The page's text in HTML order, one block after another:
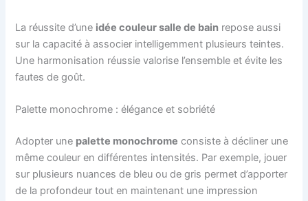
La réussite d’une idée couleur salle de bain repose aussi
sur la capacité à associer intelligemment plusieurs teintes.
Une harmonisation réussie valorise l’ensemble et évite les
fautes de goût.
Palette monochrome : élégance et sobriété
Adopter une palette monochrome consiste à décliner une
même couleur en différentes intensités. Par exemple, jouer
sur plusieurs nuances de bleu ou de gris permet d’apporter
de la profondeur tout en maintenant une impression